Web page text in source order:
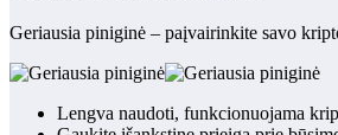
Geriausia piniginė – paįvairinkite savo
Lengva naudoti, funkcionuojama